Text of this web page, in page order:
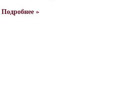
Подробнее »